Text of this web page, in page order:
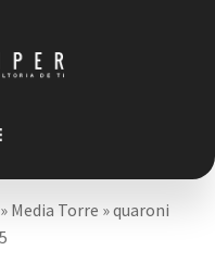
Expandir
» Media Torre »quaroni